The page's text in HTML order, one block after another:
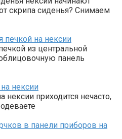
скрипа сиденья? Снимаем
печкой на нексии
из центральной
панель
нексии
нексии приходится нечасто,
в панели приборов на